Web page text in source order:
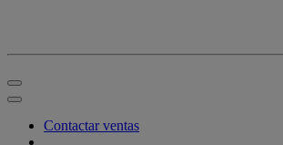
Contactar ventas